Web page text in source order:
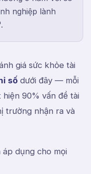
nghiệp lành
giá sức khỏe tài
số dưới đây — mỗi
90% vấn đề tài
trường nhận ra và
dụng cho mọi